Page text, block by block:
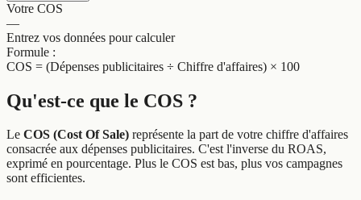
Votre COS
—
Entrez vos données pour calculer
Formule :
COS = (Dépenses publicitaires ÷ Chiffre d'affaires) × 100
Qu'est-ce que le COS ?
Le COS (Cost Of Sale) représente la part de votre chiffre d'affaires
consacrée aux dépenses publicitaires. C'est l'inverse du ROAS,
exprimé en pourcentage. Plus le COS est bas, plus vos campagnes
sont efficientes.